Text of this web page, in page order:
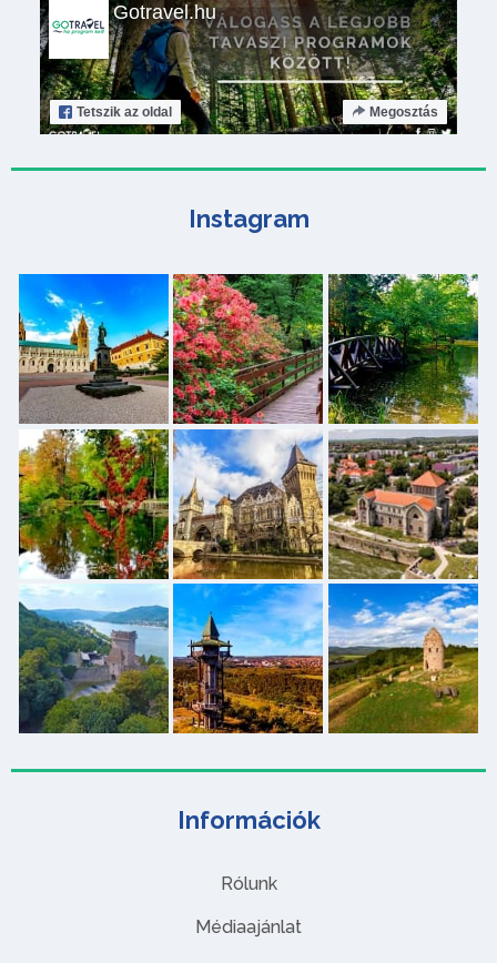
Információk
Rólunk
Médiaajánlat
Gotravel.hu
Tetszik az oldal Megosztás
Instagram